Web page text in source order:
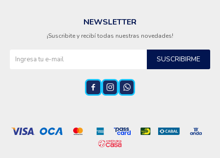
NEWSLETTER
¡Suscribite y recibí todas nuestras novedades!
SUSCRIBIRME
  